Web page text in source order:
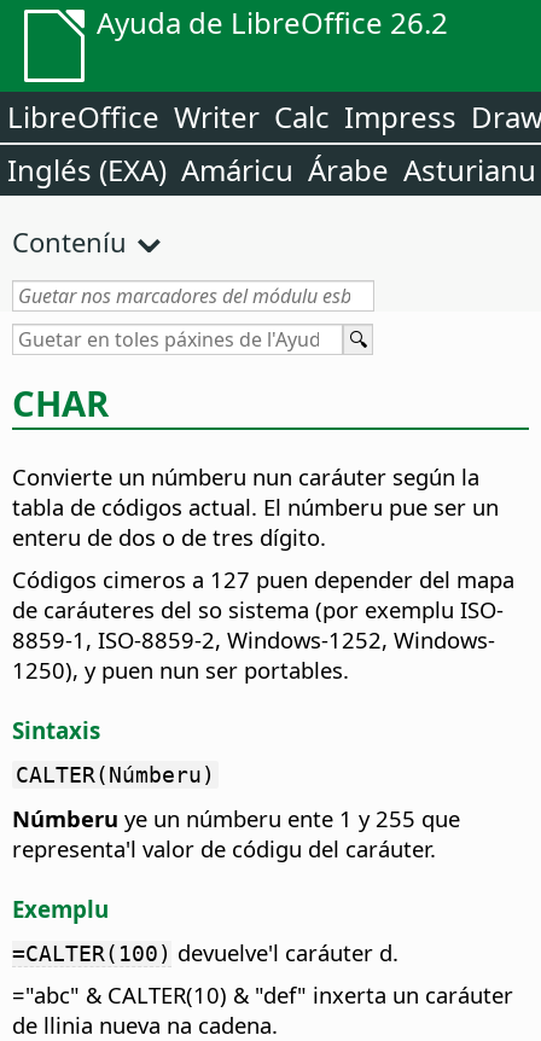
Ayuda de LibreOffice 26.2
LibreOffice Writer Calc Impress
Inglés (EXA) Amáricu Árabe Asturianu
Conteníu
CHAR
Convierte un númberu nun caráuter según la
tabla de códigos actual. El númberu pue ser un
enteru de dos o de tres dígito.
Códigos cimeros a 127 puen depender del mapa
de caráuteres del so sistema (por exemplu ISO-
8859-1, ISO-8859-2, Windows-1252, Windows-
1250), y puen nun ser portables.
Sintaxis
CALTER(Númberu)
Númberu ye un númberu ente 1 y 255 que
representa'l valor de códigu del caráuter.
Exemplu
=CALTER(100) devuelve'l caráuter d.
="abc" & CALTER(10) & "def" inxerta un caráuter
de llinia nueva na cadena.